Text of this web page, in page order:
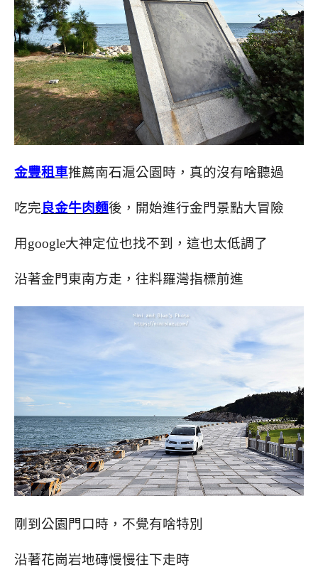
金豐租車推薦南石滬公園時，真的沒有啥聽過
吃完 良金牛肉麵後，開始進行金門景點大冒險
用google大神定位也找不到，這也太低調了
沿著金門東南方走，往料羅灣指標前進
剛到公園門口時，不覺有啥特別
沿著花崗岩地磚慢慢往下走時